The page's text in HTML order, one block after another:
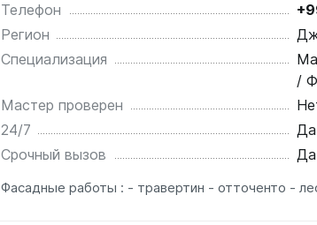
Телефон
Регион
Специализация
/
Мастер проверен
24/7
Да
Срочный вызов
Да
Фасадные работы : - травертин - отточенто -